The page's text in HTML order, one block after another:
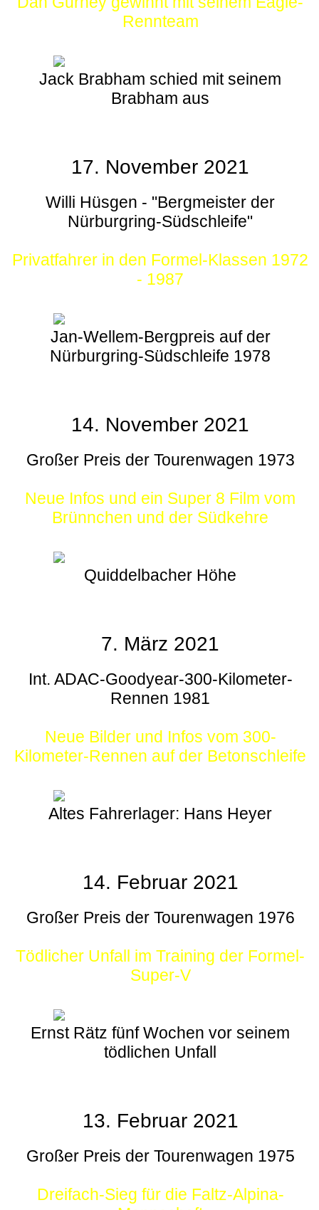
Rennteam
Jack Brabham schied mit seinem
Brabham aus
17. November 2021
Willi Hüsgen - "Bergmeister der
Nürburgring-Südschleife"
Privatfahrer in den Formel-Klassen 1972
- 1987
Jan-Wellem-Bergpreis auf der
Nürburgring-Südschleife 1978
14. November 2021
Großer Preis der Tourenwagen 1973
Neue Infos und ein Super 8 Film vom
Brünnchen und der Südkehre
Quiddelbacher Höhe
7. März 2021
Int. ADAC-Goodyear-300-Kilometer-
Rennen 1981
Neue Bilder und Infos vom 300-
Kilometer-Rennen auf der Betonschleife
Altes Fahrerlager: Hans Heyer
14. Februar 2021
Großer Preis der Tourenwagen 1976
Tödlicher Unfall im Training der Formel-
Super-V
Ernst Rätz fünf Wochen vor seinem
tödlichen Unfall
13. Februar 2021
Großer Preis der Tourenwagen 1975
Dreifach-Sieg für die Faltz-Alpina-